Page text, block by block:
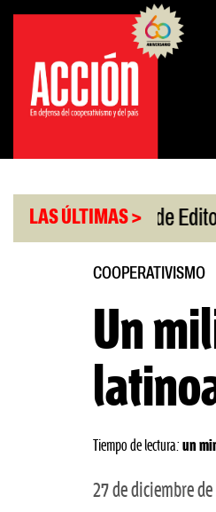
Saltar
contenido
LAS ÚLTIMAS >
gira | Feria de Editores
COOPERATIVISMO
Un
Tiempo de lectura: un
27 de diciembre